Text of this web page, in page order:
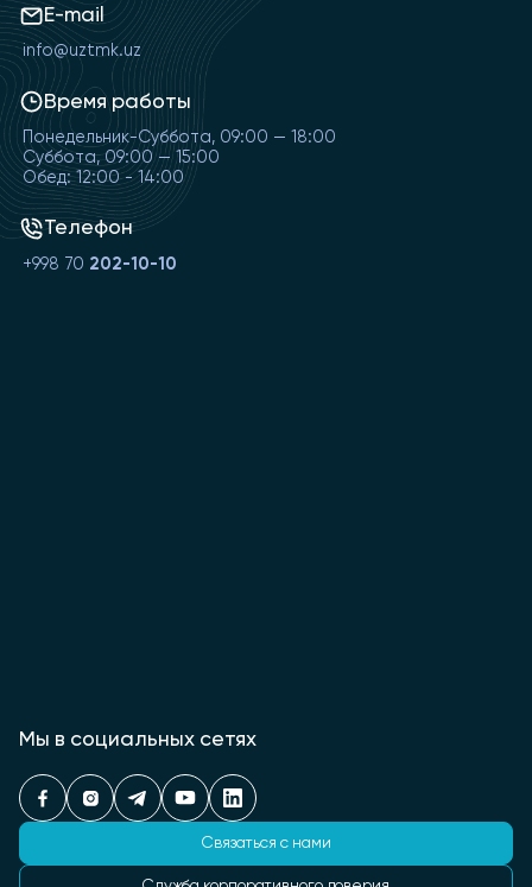
E-mail
info@uztmk.uz
Время работы
Понедельник-Суббота, 09:00 — 18:00
Суббота, 09:00 — 15:00
Обед: 12:00 - 14:00
Телефон
+998 70 202-10-10
Мы в социальных сетях
Связаться с нами